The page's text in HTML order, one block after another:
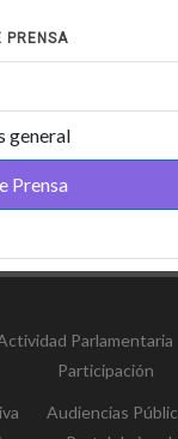
PRENSA
general
Prensa
Parlamentaria
Participación
Audiencias